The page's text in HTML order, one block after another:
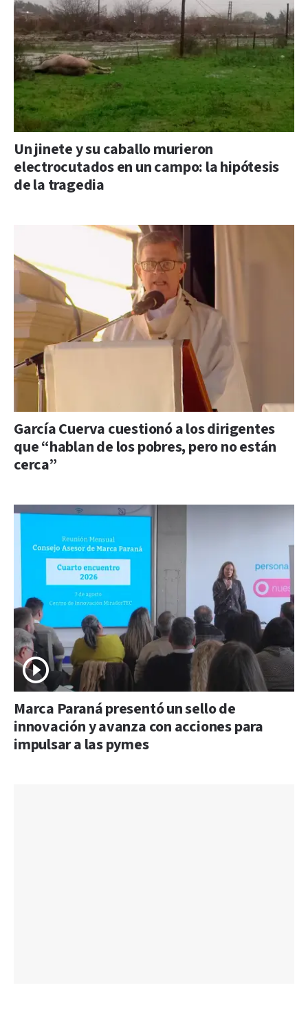
Un jinete y su caballo murieron
electrocutados en un campo: la hipótesis
de la tragedia
García Cuerva cuestionó a los dirigentes
que “hablan de los pobres, pero no están
cerca”
Marca Paraná presentó un sello de
innovación y avanza con acciones para
impulsar a las pymes